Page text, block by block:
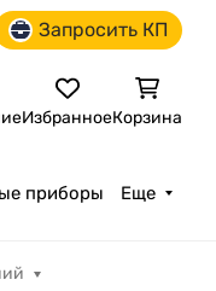
Запросить КП
ИзбранноеКорзина
приборы Еще